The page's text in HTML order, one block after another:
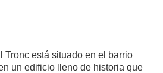
Tronc está situado en el barrio
un edificio lleno de historia que